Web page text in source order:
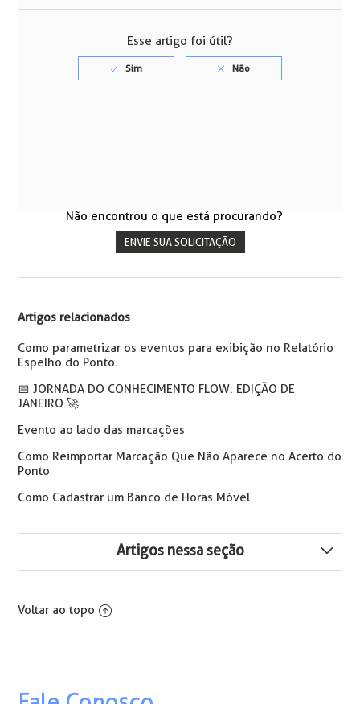
Esse artigo foi útil?
Não encontrou o que está procurando?
ENVIE SUA SOLICITAÇÃO
Artigos relacionados
Como parametrizar os eventos para exibição no Relatório
Espelho do Ponto.
📅️ JORNADA DO CONHECIMENTO FLOW: EDIÇÃO DE
JANEIRO 🚀
Evento ao lado das marcações
Como Reimportar Marcação Que Não Aparece no Acerto do
Ponto
Como Cadastrar um Banco de Horas Móvel
Artigos nessa seção
Registro do Ponto
Voltar ao topo